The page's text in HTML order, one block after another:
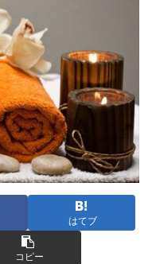
はてブ
コピー